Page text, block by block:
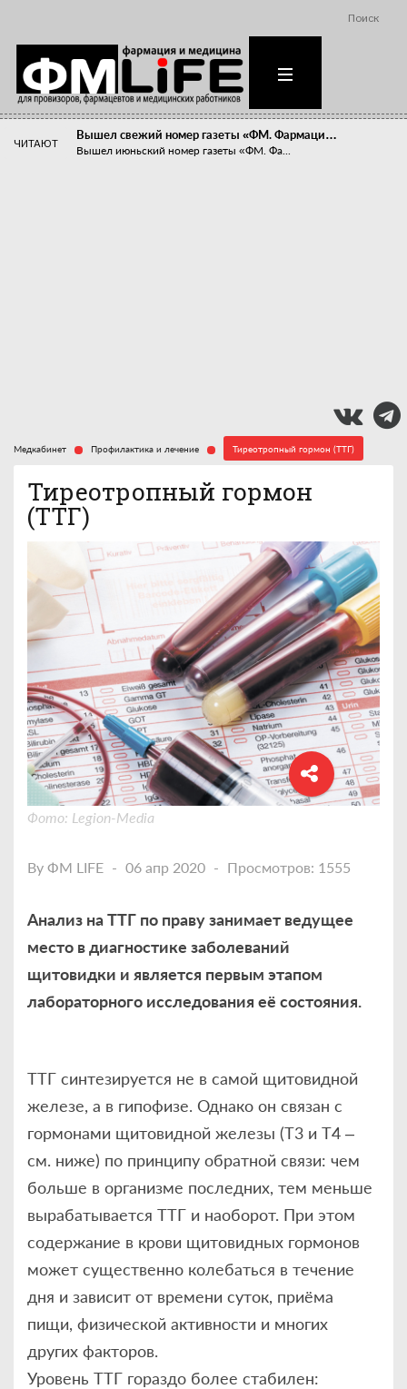
Поиск
ЧИТАЮТ
Вышел свежий номер газеты «ФМ. Фармаци…
Вышел июньский номер газеты «ФМ. Фа...
Медкабинет Профилактика и лечение Тиреотропный гормон (ТТГ)
Тиреотропный гормон
(ТТГ)
Фото: Legion-Media
By ФМ LIFE 06 апр 2020 Просмотров: 1555
Анализ на ТТГ по праву занимает ведущее
место в диагностике заболеваний
щитовидки и является первым этапом
лабораторного исследования её состояния.
ТТГ синтезируется не в самой щитовидной
железе, а в гипофизе. Однако он связан с
гормонами щитовидной железы (Т3 и Т4 –
см. ниже) по принципу обратной связи: чем
больше в организме последних, тем меньше
вырабатывается ТТГ и наоборот. При этом
содержание в крови щитовидных гормонов
может существенно колебаться в течение
дня и зависит от времени суток, приёма
пищи, физической активности и многих
других факторов.
Уровень ТТГ гораздо более стабилен: